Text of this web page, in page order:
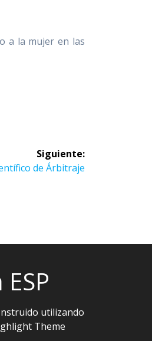
a la mujer en las
Siguiente:
de Árbitraje
utilizando
Theme